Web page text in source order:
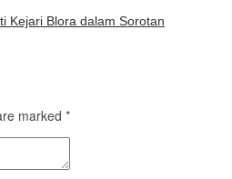
Kejari Blora dalam Sorotan
marked *